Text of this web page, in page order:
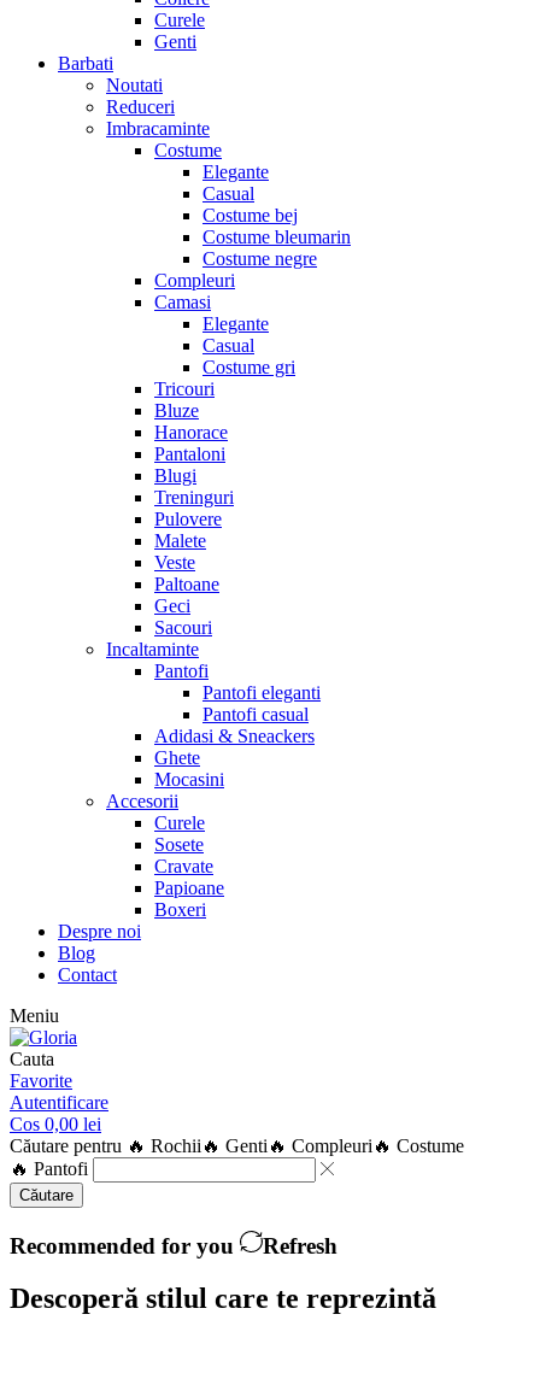
Curele
Genti
Barbati
Noutati
Reduceri
Imbracaminte
Costume
Elegante
Casual
Costume bej
Costume bleumarin
Costume negre
Compleuri
Camasi
Elegante
Casual
Costume gri
Tricouri
Bluze
Hanorace
Pantaloni
Blugi
Treninguri
Pulovere
Malete
Veste
Paltoane
Geci
Sacouri
Incaltaminte
Pantofi
Pantofi eleganti
Pantofi casual
Adidasi & Sneackers
Ghete
Mocasini
Accesorii
Curele
Sosete
Cravate
Papioane
Boxeri
Despre noi
Blog
Contact
Meniu
Cauta
Favorite
Autentificare
Cos 0,00 lei
Căutare pentru 🔥 Rochii 🔥 Genti 🔥 Compleuri 🔥 Costume
🔥 Pantofi
Căutare
Recommended for you Refresh
Descoperă stilul care te reprezintă